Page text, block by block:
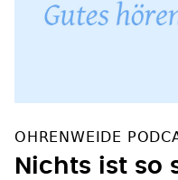
OHRENWEIDE
Nichts ist so